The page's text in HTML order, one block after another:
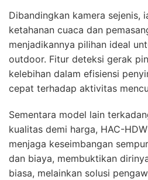
Dibandingkan kamera sejenis,
ketahanan cuaca dan
menjadikannya pilihan ideal
outdoor. Fitur deteksi gerak
kelebihan dalam efisiensi
cepat terhadap aktivitas
Sementara model lain
kualitas demi harga, HAC-
menjaga keseimbangan
dan biaya, membuktikan
biasa, melainkan solusi